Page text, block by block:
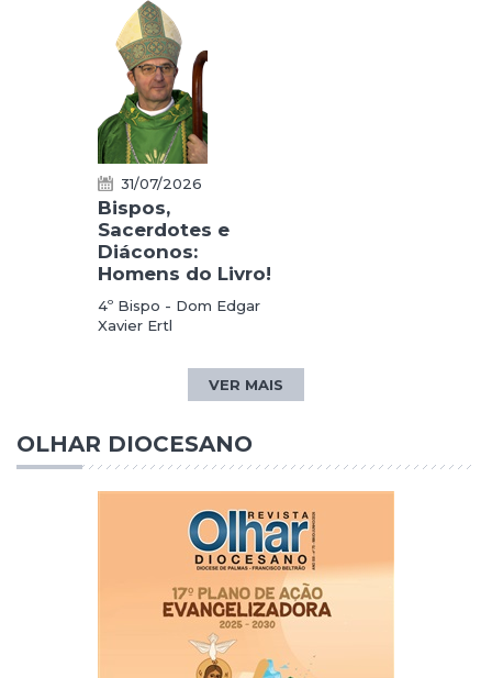
31/07/2026
Bispos,
Sacerdotes e
Diáconos:
Homens do Livro!
4º Bispo - Dom Edgar
Xavier Ertl
VER MAIS
OLHAR DIOCESANO